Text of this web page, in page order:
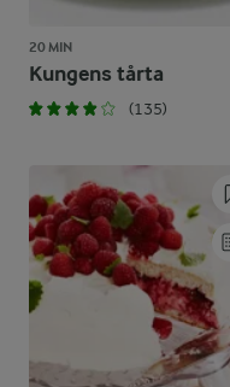
20 MIN
Kungens tårta
(135)